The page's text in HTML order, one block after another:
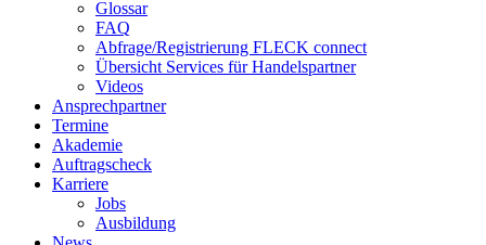
Glossar
FAQ
Abfrage/Registrierung FLECK connect
Übersicht Services für Handelspartner
Videos
Ansprechpartner
Termine
Akademie
Auftragscheck
Karriere
Jobs
Ausbildung